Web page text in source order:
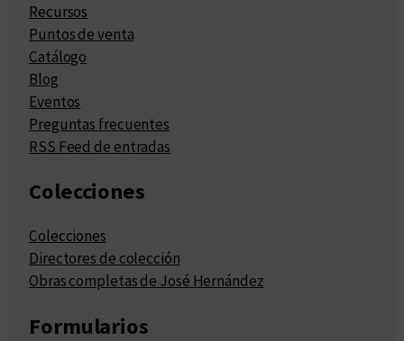
Recursos
Puntos de venta
Catálogo
Blog
Eventos
Preguntas frecuentes
RSS Feed de entradas
Colecciones
Colecciones
Directores de colección
Obras completas de José Hernández
Formularios